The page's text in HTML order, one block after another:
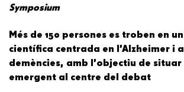
Symposium
Més de 150 persones es troben en
científica centrada en l’Alzheimer i
demències, amb l’objectiu de
emergent al centre del debat